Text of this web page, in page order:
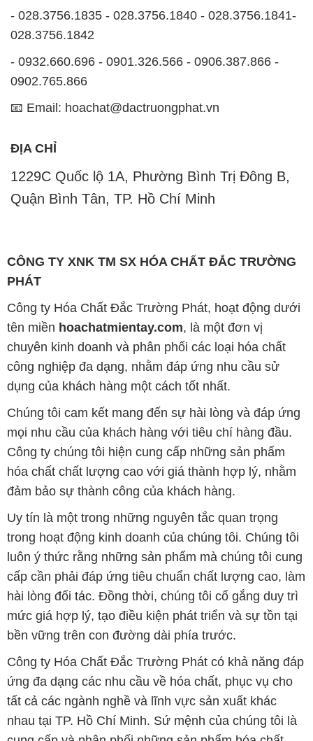
- 028.3756.1835 - 028.3756.1840 - 028.3756.1841-
028.3756.1842
- 0932.660.696 - 0901.326.566 - 0906.387.866 -
0902.765.866
📧 Email: hoachat@dactruongphat.vn
ĐỊA CHỈ
1229C Quốc lộ 1A, Phường Bình Trị Đông B,
Quận Bình Tân, TP. Hồ Chí Minh
CÔNG TY XNK TM SX HÓA CHẤT ĐẮC TRƯỜNG
PHÁT
Công ty Hóa Chất Đắc Trường Phát, hoạt động dưới
tên miền hoachatmientay.com, là một đơn vị
chuyên kinh doanh và phân phối các loại hóa chất
công nghiệp đa dạng, nhằm đáp ứng nhu cầu sử
dụng của khách hàng một cách tốt nhất.
Chúng tôi cam kết mang đến sự hài lòng và đáp ứng
mọi nhu cầu của khách hàng với tiêu chí hàng đầu.
Công ty chúng tôi hiện cung cấp những sản phẩm
hóa chất chất lượng cao với giá thành hợp lý, nhằm
đảm bảo sự thành công của khách hàng.
Uy tín là một trong những nguyên tắc quan trọng
trong hoạt động kinh doanh của chúng tôi. Chúng tôi
luôn ý thức rằng những sản phẩm mà chúng tôi cung
cấp cần phải đáp ứng tiêu chuẩn chất lượng cao, làm
hài lòng đối tác. Đồng thời, chúng tôi cố gắng duy trì
mức giá hợp lý, tạo điều kiện phát triển và sự tồn tại
bền vững trên con đường dài phía trước.
Công ty Hóa Chất Đắc Trường Phát có khả năng đáp
ứng đa dạng các nhu cầu về hóa chất, phục vụ cho
tất cả các ngành nghề và lĩnh vực sản xuất khác
nhau tại TP. Hồ Chí Minh. Sứ mệnh của chúng tôi là